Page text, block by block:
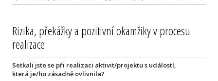
Rizika, překážky a pozitivní okamžiky v procesu
realizace
Setkali jste se při realizaci aktivit/projektu s událostí,
která je/ho zásadně ovlivnila?